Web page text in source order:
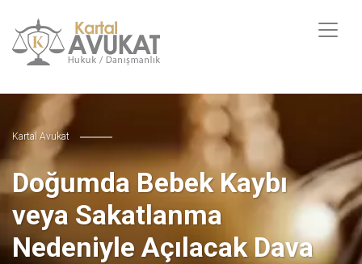
Kartal Avukat
Doğumda Bebek Kaybı
veya Sakatlanma
Nedeniyle Açılacak Dava